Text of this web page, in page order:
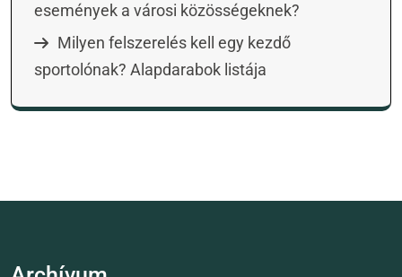
események a városi közösségeknek?
Milyen felszerelés kell egy kezdő
sportolónak? Alapdarabok listája